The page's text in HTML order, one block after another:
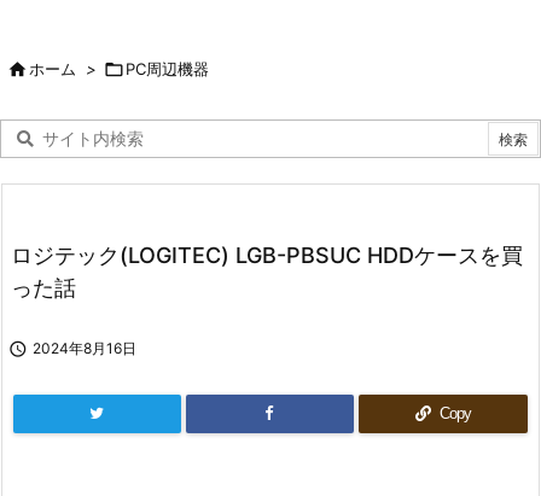
ホーム > PC周辺機器
ロジテック(LOGITEC) LGB-PBSUC HDDケースを買
った話
 2024年8月16日
Copy